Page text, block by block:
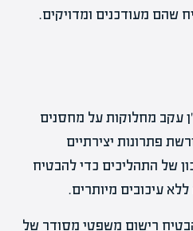
שהם מעודכנים ומדויקים.
עקב מחלוקות על מחסנים
פתרונות יצירתיים
של התהליכים כדי להבטיח
עיכובים מיותרים.
רישום משפטי מסודר של